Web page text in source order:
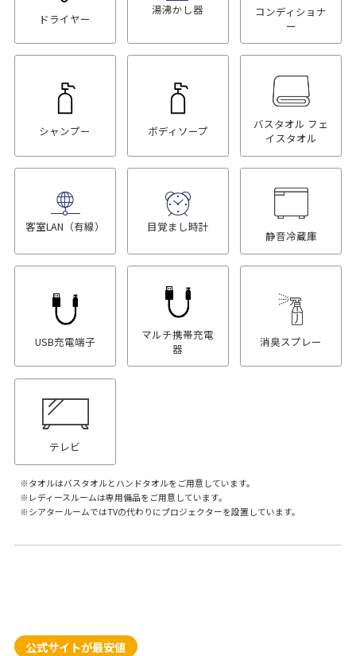
ドライヤー
湯沸かし器
コンディショナ
ー
シャンプー ボディソープ
バスタオル フェ
イスタオル
客室LAN（有線） 目覚まし時計
静音冷蔵庫
USB充電端子
マルチ携帯充電
器
消臭スプレー
テレビ
タオルはバスタオルとハンドタオルをご用意しています。
レディースルームは専用備品をご用意しています。
シアタールームではTVの代わりにプロジェクターを設置しています。
公式サイトが最安値